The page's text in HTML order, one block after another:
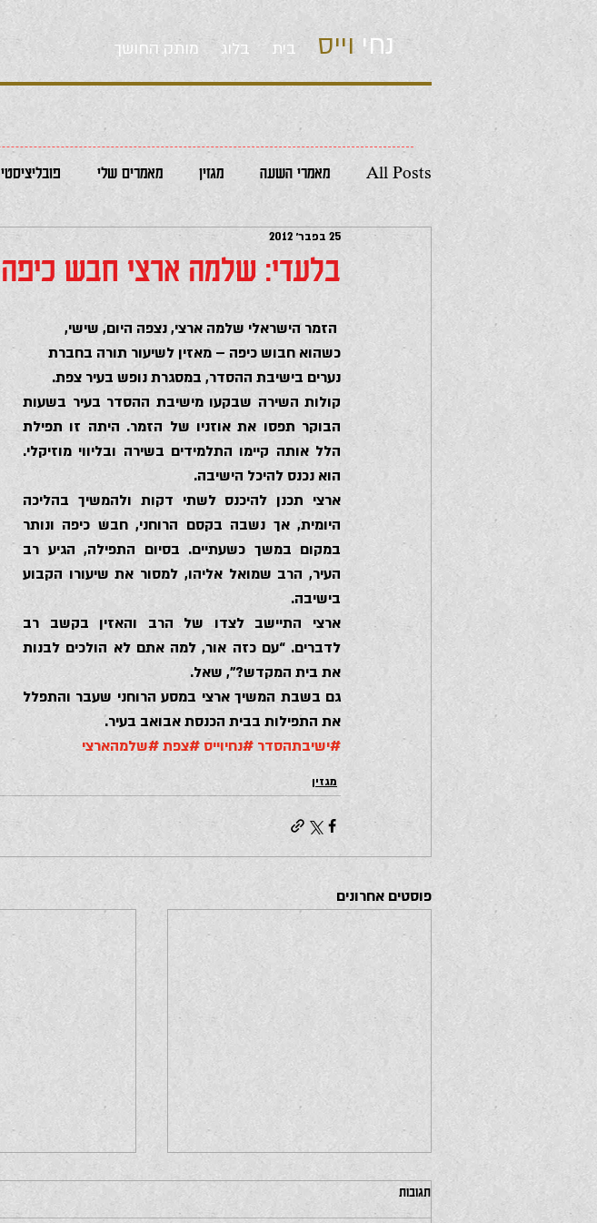
בית בלוג מותק החושך נחי וייס
All Posts מאמרי השעה מגזין מאמרים שלי פובליציסטי
בלעדי: שלמה ארצי חבש כיפה
25 בפבר׳ 2012
הזמר הישראלי שלמה ארצי, נצפה היום, שישי,
כשהוא חבוש כיפה – מאזין לשיעור תורה בחברת
נערים בישיבת ההסדר, במסגרת נופש בעיר צפת.
קולות השירה שבקעו מישיבת ההסדר בעיר בשעות
הוא נכנס להיכל הישיבה.
במקום במשך כשעתיים. בסיום התפילה, הגיע רב
בישיבה.
את בית המקדש?”, שאל.
את התפילות בבית הכנסת אבואב בעיר.
#ישיבתהסדר #נחיוייס#צפת#שלמהארצי
מגזין
פוסטים אחרונים
תגובות